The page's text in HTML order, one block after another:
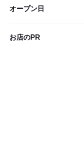
オープン日
お店のPR